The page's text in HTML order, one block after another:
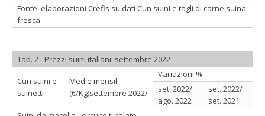
Fonte: elaborazioni Crefis su dati Cun suini e tagli di carne suina
fresca
Tab. 2 - Prezzi suini italiani: settembre 2022
Cun suini e
suinetti
Medie mensili
(€/Kg)settembre 2022/
Variazioni %
set. 2022/
ago. 2022
set. 2022/
set. 2021